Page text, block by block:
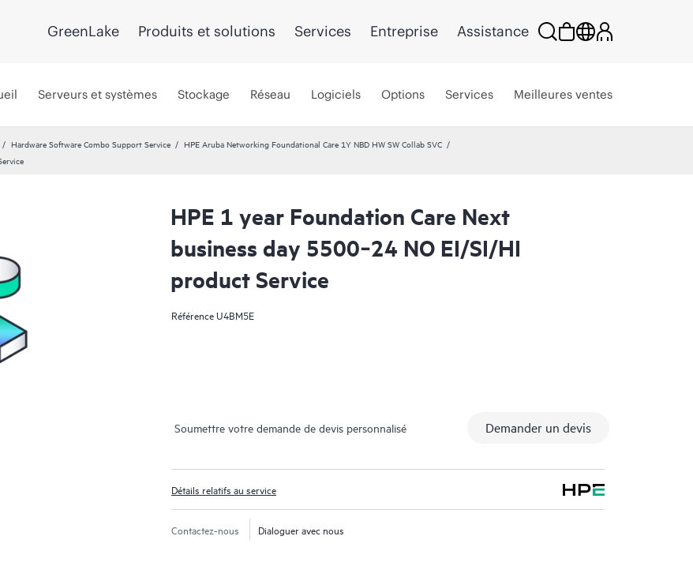
GreenLake Produits et solutions Services Entreprise Assistance
Serveurs et systèmes Stockage Réseau Logiciels Options Services Meilleures ventes
Hardware Software Combo Support Service
HPE Aruba Networking Foundational Care 1Y NBD HW SW Collab SVC
HPE 1 year Foundation Care Next
business day 5500‑24 NO EI/SI/HI
product Service
RéférenceU4BM5E
Soumettre votre demande de devis personnalisé Demander un devis
Détails relatifs au service
Contactez-nous Dialoguer avec nous